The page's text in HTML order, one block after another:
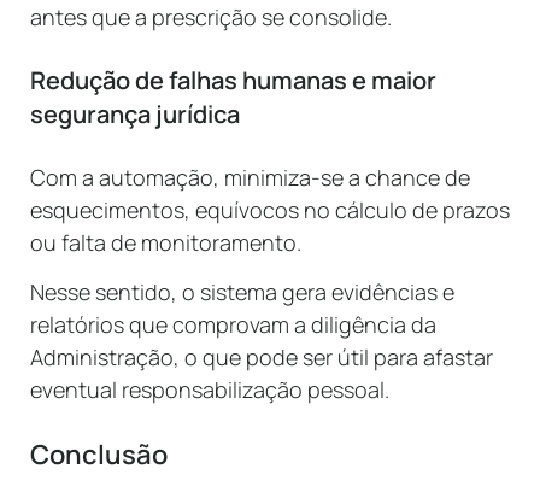
antes que a prescrição se consolide.
Redução de falhas humanas e maior
segurança jurídica
Com a automação, minimiza-se a chance de
esquecimentos, equívocos no cálculo de prazos
ou falta de monitoramento.
Nesse sentido, o sistema gera evidências e
relatórios que comprovam a diligência da
Administração, o que pode ser útil para afastar
eventual responsabilização pessoal.
Conclusão